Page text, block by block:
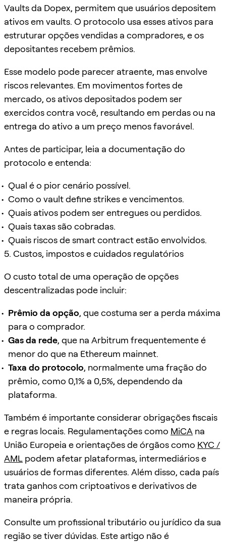
Vaults da Dopex, permitem que usuários depositem
ativos em vaults. O protocolo usa esses ativos para
estruturar opções vendidas a compradores, e os
depositantes recebem prêmios.
Esse modelo pode parecer atraente, mas envolve
riscos relevantes. Em movimentos fortes de
mercado, os ativos depositados podem ser
exercidos contra você, resultando em perdas ou na
entrega do ativo a um preço menos favorável.
Antes de participar, leia a documentação do
protocolo e entenda:
Qual é o pior cenário possível.
Como o vault define strikes e vencimentos.
Quais ativos podem ser entregues ou perdidos.
Quais taxas são cobradas.
Quais riscos de smart contract estão envolvidos.
5. Custos, impostos e cuidados regulatórios
O custo total de uma operação de opções
descentralizadas pode incluir:
Prêmio da opção, que costuma ser a perda máxima
para o comprador.
Gas da rede, que na Arbitrum frequentemente é
menor do que na Ethereum mainnet.
Taxa do protocolo, normalmente uma fração do
prêmio, como 0,1% a 0,5%, dependendo da
plataforma.
Também é importante considerar obrigações fiscais
e regras locais. Regulamentações como MiCA na
União Europeia e orientações de órgãos como KYC /
AML podem afetar plataformas, intermediários e
usuários de formas diferentes. Além disso, cada país
trata ganhos com criptoativos e derivativos de
maneira própria.
Consulte um profissional tributário ou jurídico da sua
região se tiver dúvidas. Este artigo não é